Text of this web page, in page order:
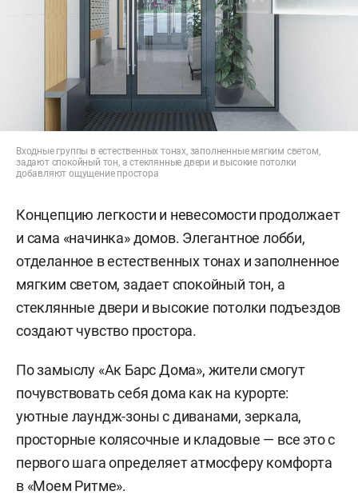
Входные группы в естественных тонах, заполненные мягким светом,
задают спокойный тон, а стеклянные двери и высокие потолки
добавляют ощущение простора
Концепцию легкости и невесомости продолжает
и сама «начинка» домов. Элегантное лобби,
отделанное в естественных тонах и заполненное
мягким светом, задает спокойный тон, а
стеклянные двери и высокие потолки подъездов
создают чувство простора.
По замыслу «Ак Барс Дома», жители смогут
почувствовать себя дома как на курорте:
уютные лаундж-зоны с диванами, зеркала,
просторные колясочные и кладовые — все это с
первого шага определяет атмосферу комфорта
в «Моем Ритме».